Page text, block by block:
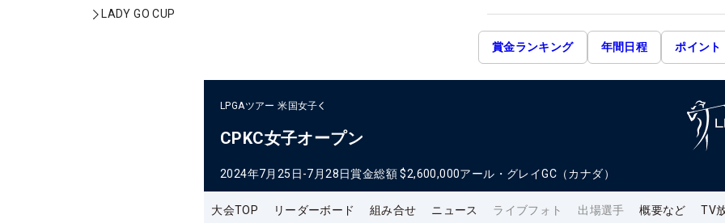
LADY GO CUP
賞金ランキング 年間日程 ポイント
LPGAツアー 米国女子
CPKC女子オープン
2024年7月25日-7月28日賞金総額 $2,600,000アール・グレイGC（カナダ）
大会TOP リーダーボード 組み合せ ニュース ライブフォト 出場選手 概要など TV